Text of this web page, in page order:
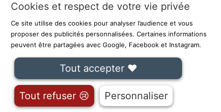
INFORMATIONS
Recevez la newsletter
On ne communiquera jamais votre adresse e-mail à des tiers.
Fait avec à Lille - Sécurisé par -
Cookies et respect de votre vie privée
Ce site utilise des cookies pour analyser l’audience et vous
proposer des publicités personnalisées. Certaines informations
peuvent être partagées avec Google, Facebook et Instagram.
Tout accepter ❤
Tout refuser 😢 Personnaliser